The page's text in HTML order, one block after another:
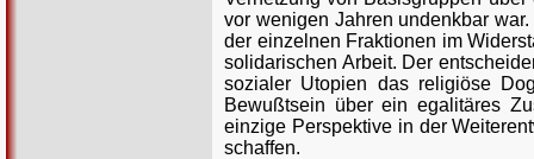
vor wenigen Jahren undenkbar
der einzelnen Fraktionen im
solidarischen Arbeit. Der
sozialer Utopien das religiöse
Bewußtsein über ein egalitäres
einzige Perspektive in der
schaffen.